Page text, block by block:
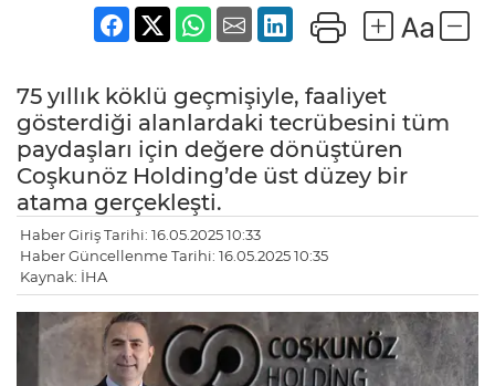
75 yıllık köklü geçmişiyle, faaliyet
gösterdiği alanlardaki tecrübesini tüm
paydaşları için değere dönüştüren
Coşkunöz Holding’de üst düzey bir
atama gerçekleşti.
Haber Giriş Tarihi: 16.05.2025 10:33
Haber Güncellenme Tarihi: 16.05.2025 10:35
Kaynak: İHA